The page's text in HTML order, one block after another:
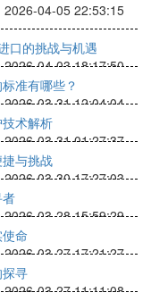
2026-04-05 22:53:15
口的挑战与机遇
2026-04-03 18:17:50
准有哪些？
2026-03-31 12:04:04
术解析
2026-03-31 01:27:37
与挑战
2026-03-30 17:27:03
2026-03-28 15:59:29
命
2026-03-27 17:21:27
寻
2026-03-27 11:11:08